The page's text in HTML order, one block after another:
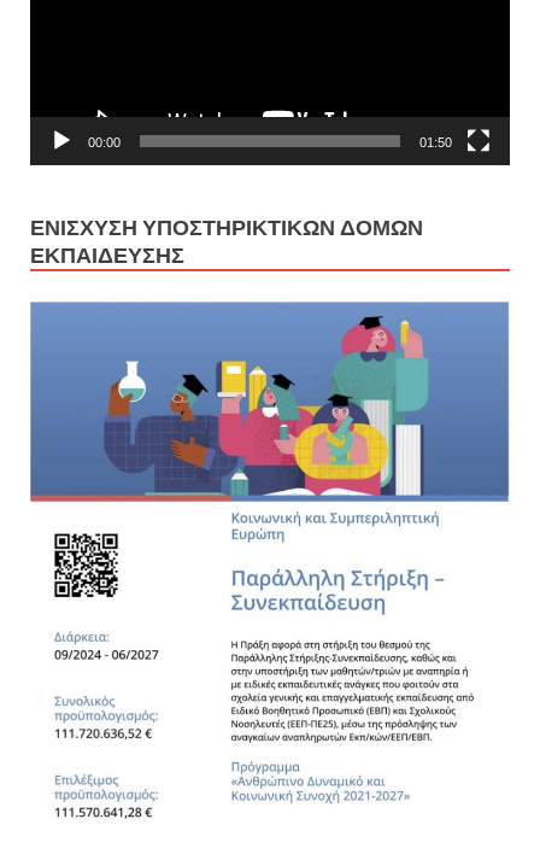
00:00 01:50
ΕΝΊΣΧΥΣΗ ΥΠΟΣΤΗΡΙΚΤΙΚΏΝ ΔΟΜΏΝ
ΕΚΠΑΊΔΕΥΣΗΣ